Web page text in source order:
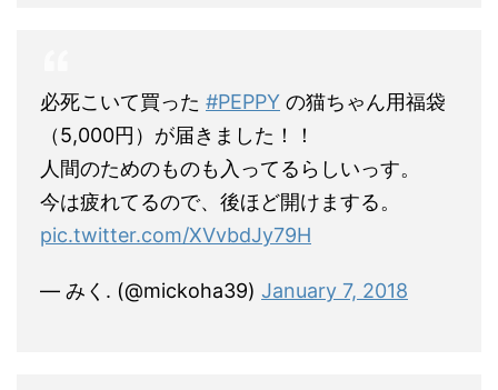
必死こいて買った #PEPPY の猫ちゃん用福袋
（5,000円）が届きました！！
人間のためのものも入ってるらしいっす。
今は疲れてるので、後ほど開けまする。
pic.twitter.com/XVvbdJy79H
— みく. (@mickoha39) January 7, 2018